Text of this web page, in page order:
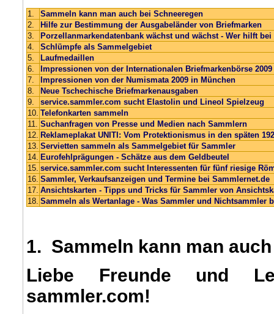
1.
Sammeln kann man auch bei Schneeregen
2.
Hilfe zur Bestimmung der Ausgabeländer von Briefmarken
3.
Porzellanmarkendatenbank wächst und wächst - Wer hilft
4.
Schlümpfe als Sammelgebiet
5.
Laufmedaillen
6.
Impressionen von der Internationalen Briefmarkenbörse
7.
Impressionen von der Numismata 2009 in München
8.
Neue Tschechische Briefmarkenausgaben
9.
service.sammler.com sucht Elastolin und Lineol Spielzeug
10. Telefonkarten sammeln
11. Suchanfragen von Presse und Medien nach Sammlern
12. Reklameplakat UNITI: Vom Protektionismus in den späten
13. Servietten sammeln als Sammelgebiet für Sammler
14. Eurofehlprägungen - Schätze aus dem Geldbeutel
15. service.sammler.com sucht Interessenten für fünf riesige
16. Sammler, Verkaufsanzeigen und Termine bei Sammlernet.de
17. Ansichtskarten - Tipps und Tricks für Sammler von
18. Sammeln als Wertanlage - Was Sammler und Nichtsammler
1. Sammeln kann man
Liebe Freunde und
sammler.com!